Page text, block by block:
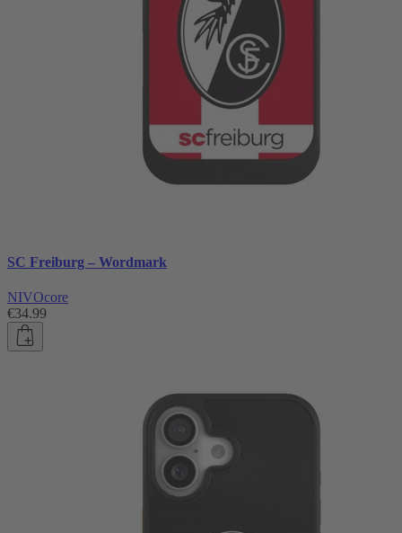
SC Freiburg – Wordmark
NIVOcore
€34.99